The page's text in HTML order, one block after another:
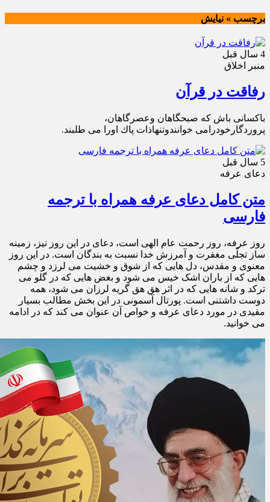
برچسب » نيايش
4 سال قبل
منبر اخلاق
رفاقت در قرآن
باكسانى باش كه صبحگاهان وعصرگاهان،
پروردگارخودرامى خوانندوتنهاذات پاك اورا مى طلبند.
5 سال قبل
دعای عرفه
متن کامل دعای عرفه همراه با ترجمه
فارسی
روز عرفه، روز رحمت عام الهی است، دعای در این روز نیز، زمینه
ساز تجلّی مغفرت و آمرزش خدا نسبت به بندگان است. در این روز
معنوی و مقدس، دل هایی که از شوق و خشیت می لرزد و چشم
هایی که از باران اشک خیس می شود و بغض هایی که در گلو می
ترکد و شانه هایی که در اثر هق هق گریه لرزان می شود، همه
دوست داشتنی است. پورتال آسمونی در این بخش مطالب بسیار
مفیدی در مورد دعای عرفه و خواص آن عنوان می کند که در ادامه
می خوانید.